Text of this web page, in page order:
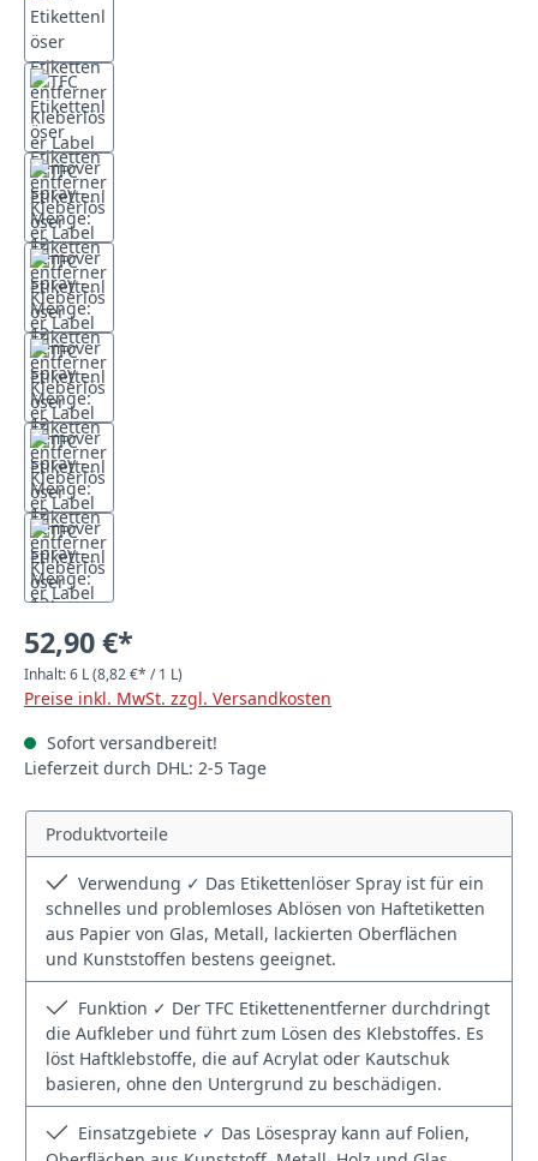
52,90 €*
Inhalt:6 L(8,82 €* / 1 L)
Preise inkl. MwSt. zzgl. Versandkosten
Sofort versandbereit!
Lieferzeit durch DHL: 2-5 Tage
Produktvorteile
Verwendung ✓ Das Etikettenlöser Spray ist für ein
schnelles und problemloses Ablösen von Haftetiketten
aus Papier von Glas, Metall, lackierten Oberflächen
und Kunststoffen bestens geeignet.
Funktion ✓ Der TFC Etikettenentferner durchdringt
die Aufkleber und führt zum Lösen des Klebstoffes. Es
löst Haftklebstoffe, die auf Acrylat oder Kautschuk
basieren, ohne den Untergrund zu beschädigen.
Einsatzgebiete ✓ Das Lösespray kann auf Folien,